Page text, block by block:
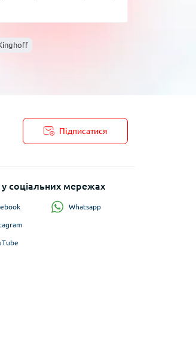
Підписатися
соціальних мережах
Whatsapp